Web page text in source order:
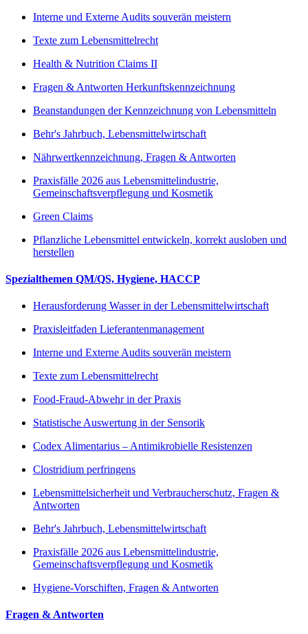
Interne und Externe Audits souverän meistern
Texte zum Lebensmittelrecht
Health & Nutrition Claims II
Fragen & Antworten Herkunftskennzeichnung
Beanstandungen der Kennzeichnung von Lebensmitteln
Behr's Jahrbuch, Lebensmittelwirtschaft
Nährwertkennzeichnung, Fragen & Antworten
Praxisfälle 2026 aus Lebensmittelindustrie,
Gemeinschaftsverpflegung und Kosmetik
Green Claims
Pflanzliche Lebensmittel entwickeln, korrekt ausloben und
herstellen
Spezialthemen QM/QS, Hygiene, HACCP
Herausforderung Wasser in der Lebensmittelwirtschaft
Praxisleitfaden Lieferantenmanagement
Interne und Externe Audits souverän meistern
Texte zum Lebensmittelrecht
Food-Fraud-Abwehr in der Praxis
Statistische Auswertung in der Sensorik
Codex Alimentarius – Antimikrobielle Resistenzen
Clostridium perfringens
Lebensmittelsicherheit und Verbraucherschutz, Fragen &
Antworten
Behr's Jahrbuch, Lebensmittelwirtschaft
Praxisfälle 2026 aus Lebensmittelindustrie,
Gemeinschaftsverpflegung und Kosmetik
Hygiene-Vorschiften, Fragen & Antworten
Fragen & Antworten